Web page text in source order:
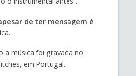
de ter mensagem é
a música foi gravada no
em Portugal.